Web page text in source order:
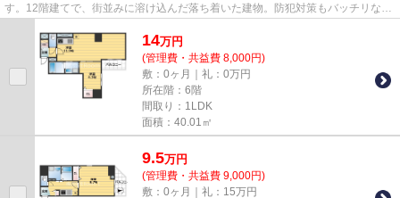
す。12階建てで、街並みに溶け込んだ落ち着いた建物。防犯対策もバッチリなマ
14万円
(管理費・共益費 8,000円)
敷：0ヶ月｜礼：0万円
所在階：6階
間取り：1LDK
面積：40.01㎡
9.5万円
(管理費・共益費 9,000円)
敷：0ヶ月｜礼：15万円